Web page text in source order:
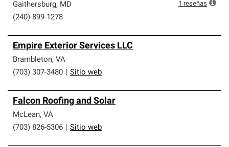
Gaithersburg, MD
(240) 899-1278
1 reseñas
Empire Exterior Services LLC
Brambleton, VA
(703) 307-3480
Sitio web
Falcon Roofing and Solar
McLean, VA
(703) 826-5306
Sitio web